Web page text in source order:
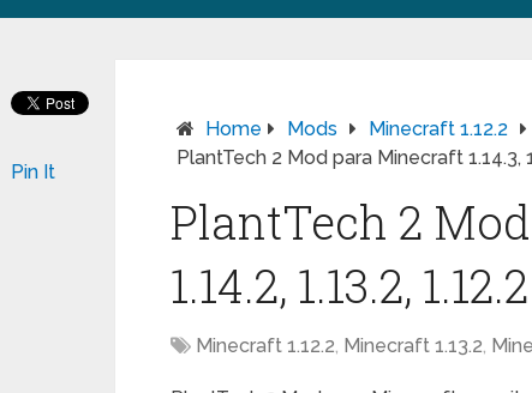
Home Mods
Minecraft 1.12.2
PlantTech 2 Mod para Minecraft 1.14.3,
PlantTech 2
1.14.2, 1.13.2, 1.12.2
Minecraft 1.12.2, Minecraft 1.13.2,
Pin It